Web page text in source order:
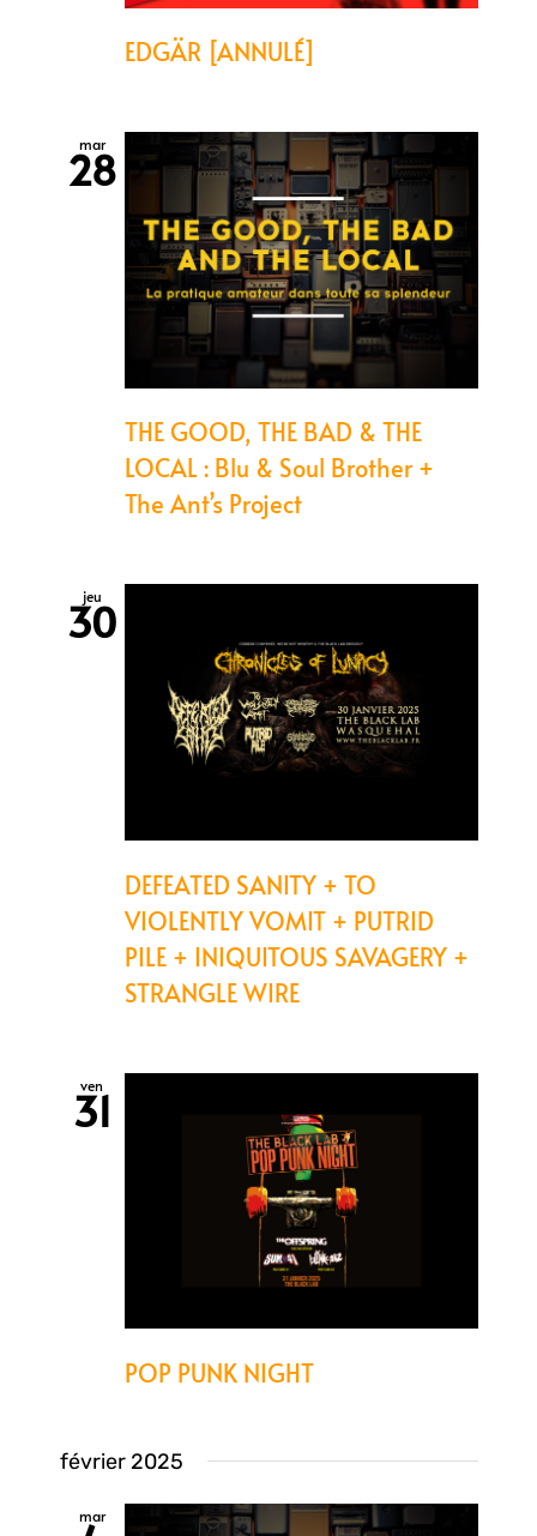
EDGÄR [ANNULÉ]
mar
28
THE GOOD, THE BAD & THE
LOCAL : Blu & Soul Brother +
The Ant’s Project
jeu
30
DEFEATED SANITY + TO
VIOLENTLY VOMIT + PUTRID
PILE + INIQUITOUS SAVAGERY +
STRANGLE WIRE
ven
31
POP PUNK NIGHT
février 2025
mar